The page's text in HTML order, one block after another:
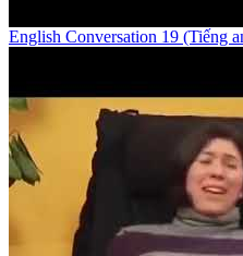
English Conversation 19 (Tiếng